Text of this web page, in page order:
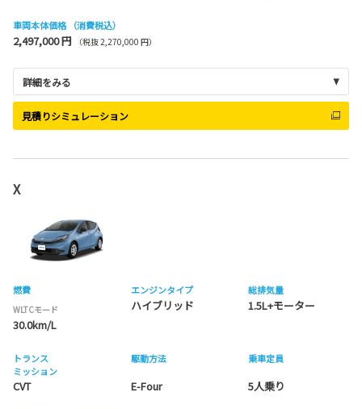
車両本体価格 （消費税込）
2,497,000 円 （税抜 2,270,000 円）
詳細をみる
見積りシミュレーション
X
燃費
WLTCモード
30.0km/L
エンジンタイプ
ハイブリッド
総排気量
1.5L+モーター
トランス
ミッション
CVT
駆動方法
E-Four
乗車定員
5人乗り